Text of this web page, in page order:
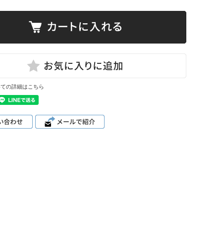
の詳細はこちら